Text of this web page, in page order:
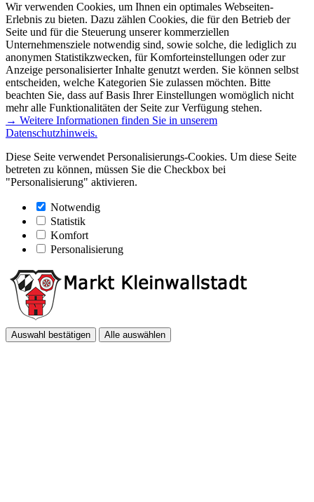
Wir verwenden Cookies, um Ihnen ein optimales Webseiten-
Erlebnis zu bieten. Dazu zählen Cookies, die für den Betrieb der
Seite und für die Steuerung unserer kommerziellen
Unternehmensziele notwendig sind, sowie solche, die lediglich zu
anonymen Statistikzwecken, für Komforteinstellungen oder zur
Anzeige personalisierter Inhalte genutzt werden. Sie können selbst
entscheiden, welche Kategorien Sie zulassen möchten. Bitte
beachten Sie, dass auf Basis Ihrer Einstellungen womöglich nicht
mehr alle Funktionalitäten der Seite zur Verfügung stehen.
→ Weitere Informationen finden Sie in unserem
Datenschutzhinweis.
Diese Seite verwendet Personalisierungs-Cookies. Um diese Seite
betreten zu können, müssen Sie die Checkbox bei
"Personalisierung" aktivieren.
Notwendig
Statistik
Komfort
Personalisierung
Auswahl bestätigen Alle auswählen